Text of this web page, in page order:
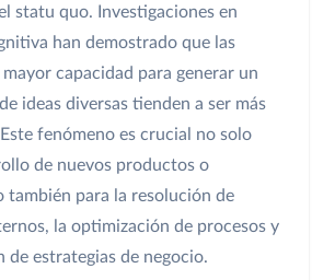
statu quo. Investigaciones en
han demostrado que las
capacidad para generar un
ideas diversas tienden a ser más
fenómeno es crucial no solo
de nuevos productos o
también para la resolución de
la optimización de procesos y
de estrategias de negocio.